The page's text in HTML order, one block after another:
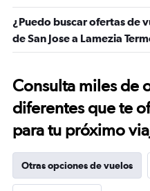
¿Puedo buscar ofertas de
de San Jose a Lamezia
Consulta miles de
diferentes que te
para tu próximo
Otras opciones de vuelos